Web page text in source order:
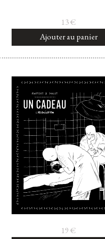
13€
Ajouter au panier
19€